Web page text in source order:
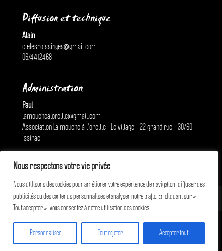
Nous respectons votre vie privée.
Nous utilisons des cookies pour améliorer votre expérience de navigation, diffuser des
publicités ou des contenus personnalisés et analyser notre trafic. En cliquant sur «
Tout accepter », vous consentez à notre utilisation des cookies.
Personnaliser Tout rejeter Accepter tout
Diffusion et technique
Alain
cielesroissinges@gmail.com
0674412468
Administration
Paul
lamouchealoreille@gmail.com
Association La mouche à l’oreille – Le village – 22 grand rue – 30760
Issirac
Mentions légales